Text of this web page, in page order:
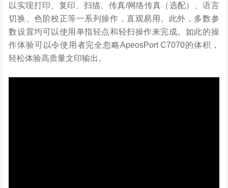
以实现打印、复印、扫描、传真/网络传真（选配）、语言
切换、色阶校正等一系列操作，直观易用。此外，多数参
数设置均可以使用单指轻点和轻扫操作来完成。如此的操
作体验可以令使用者完全忽略ApeosPort C7070的体积，
轻松体验高质量文印输出。